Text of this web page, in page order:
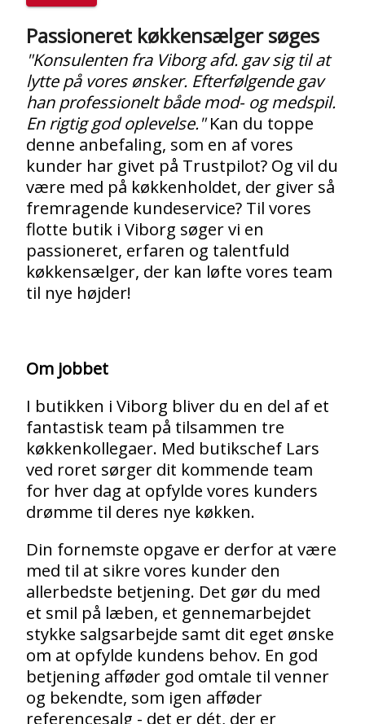
Passioneret køkkensælger søges
"Konsulenten fra Viborg afd. gav sig til at
lytte på vores ønsker. Efterfølgende gav
han professionelt både mod- og medspil.
En rigtig god oplevelse."Kan du toppe
denne anbefaling, som en af vores
kunder har givet på Trustpilot? Og vil du
være med på køkkenholdet, der giver så
fremragende kundeservice? Til vores
flotte butik i Viborg søger vi en
passioneret, erfaren og talentfuld
køkkensælger, der kan løfte vores team
til nye højder!
Om jobbet
I butikken i Viborg bliver du en del af et
fantastisk team på tilsammen tre
køkkenkollegaer. Med butikschef Lars
ved roret sørger dit kommende team
for hver dag at opfylde vores kunders
drømme til deres nye køkken.
Din fornemste opgave er derfor at være
med til at sikre vores kunder den
allerbedste betjening. Det gør du med
et smil på læben, et gennemarbejdet
stykke salgsarbejde samt dit eget ønske
om at opfylde kundens behov. En god
betjening afføder god omtale til venner
og bekendte, som igen afføder
referencesalg - det er dét, der er